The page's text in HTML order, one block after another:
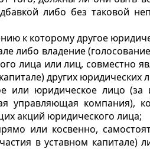
либо без таковой
к которому другое
либо владение
лица или лиц, совместно
других юридических
юридическое лицо (за
управляющая компания),
акций юридического лица;
или косвенно,
в уставном капитале)